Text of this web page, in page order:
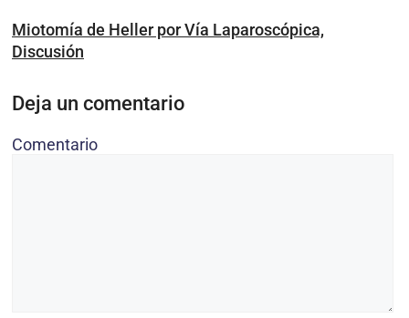
Miotomía de Heller por Vía Laparoscópica,
Discusión
Deja un comentario
Comentario